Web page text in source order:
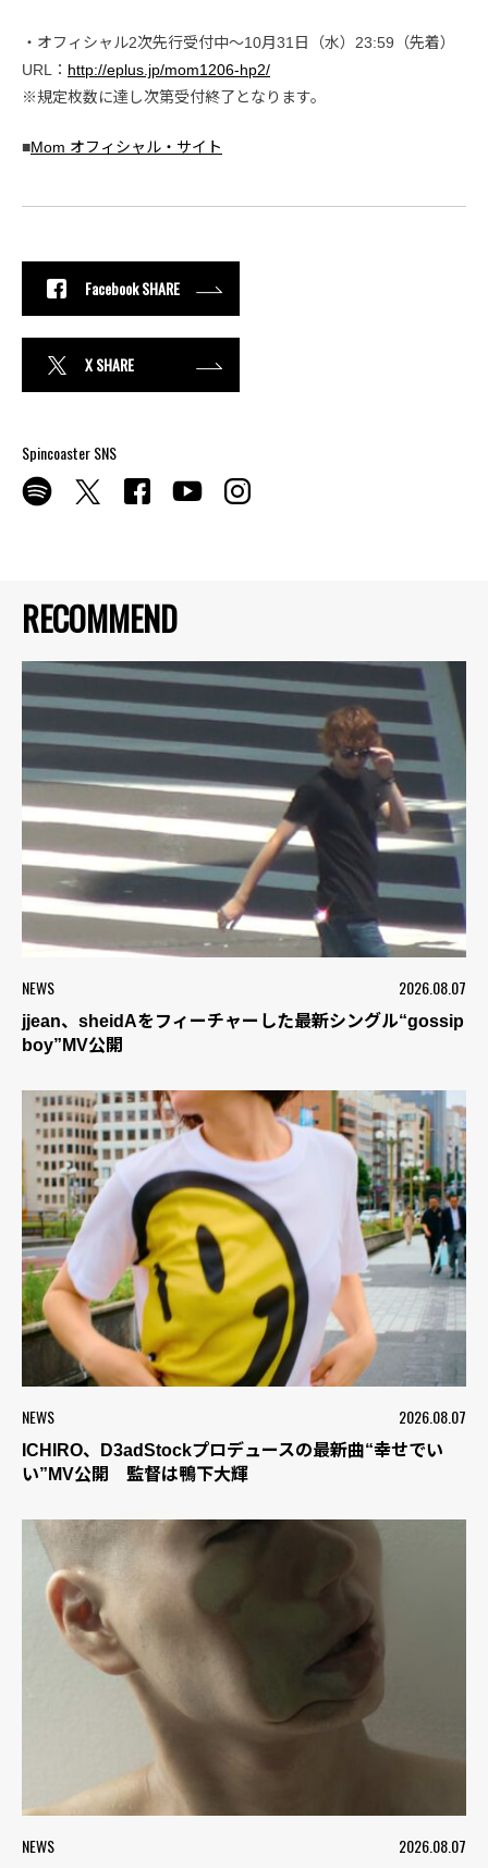
RECOMMEND
NEWS 2026.08.07
jjean、sheidAをフィーチャーした最新シングル“gossip
boy”MV公開
NEWS 2026.08.07
ICHIRO、D3adStockプロデュースの最新曲“幸せでい
い”MV公開 監督は鴨下大輝
NEWS 2026.08.07
・オフィシャル2次先行受付中～10月31日（水）23:59（先着）
URL： http://eplus.jp/mom1206-hp2/
※規定枚数に達し次第受付終了となります。
■Mom オフィシャル・サイト
Facebook SHARE
X SHARE
Spincoaster SNS